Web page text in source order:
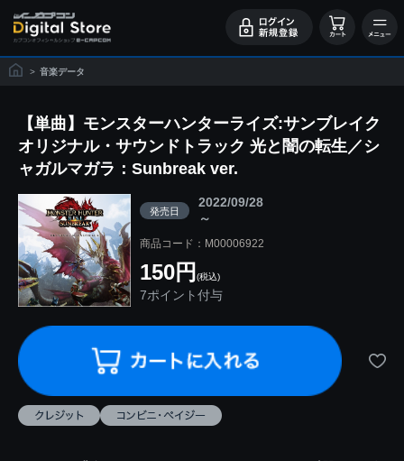
> 音楽データ
【単曲】モンスターハンターライズ:サンブレイク
オリジナル・サウンドトラック 光と闇の転生／シ
ャガルマガラ：Sunbreak ver.
発売日
2022/09/28
～
商品コード：M00006922
150円 (税込)
7ポイント付与